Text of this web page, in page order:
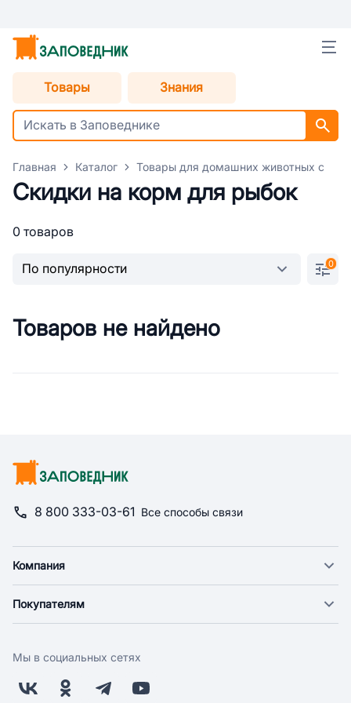
Товары Знания
Главная Каталог Товары для домашних животных с
Скидки на корм для рыбок
0 товаров
0
Товаров не найдено
8 800 333-03-61 Все способы связи
Компания
Новости
Поставщикам
Заводчикам
Покупателям
Оплата
Бонусная программа
Мы в социальных сетях